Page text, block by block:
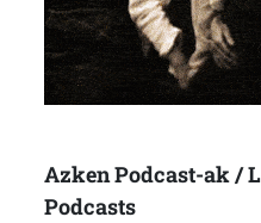
Azken Podcast-ak /
Podcasts